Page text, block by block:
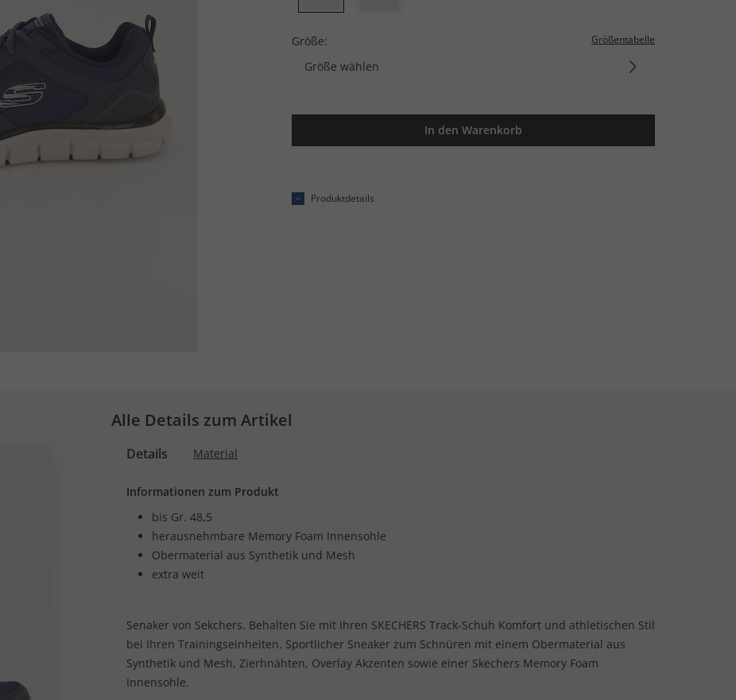
Größe: Größentabelle
Größe wählen
In den Warenkorb
Produktdetails
Alle Details zum Artikel
Details Material
Informationen zum Produkt
bis Gr. 48,5
herausnehmbare Memory Foam Innensohle
Obermaterial aus Synthetik und Mesh
extra weit
Senaker von Sekchers. Behalten Sie mit Ihren SKECHERS Track-Schuh Komfort und athletischen Stil
bei Ihren Trainingseinheiten. Sportlicher Sneaker zum Schnüren mit einem Obermaterial aus
Synthetik und Mesh, Zierhnähten, Overlay Akzenten sowie einer Skechers Memory Foam
Innensohle.